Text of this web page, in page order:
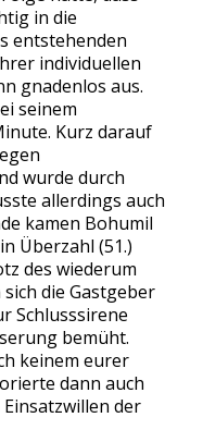
in die
entstehenden
individuellen
gnadenlos aus.
seinem
Kurz darauf
wurde durch
allerdings auch
kamen Bohumil
Überzahl (51.)
des wiederum
die Gastgeber
Schlusssirene
bemüht.
keinem eurer
dann auch
Einsatzwillen der